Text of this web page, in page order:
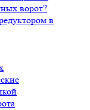
ворот?
в